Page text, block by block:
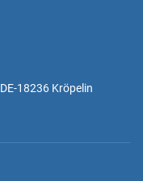
DE-18236 Kröpelin